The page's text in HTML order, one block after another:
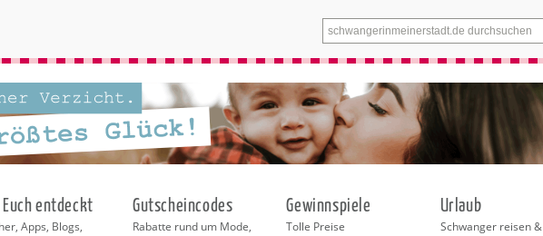
Menü
Euch entdeckt
Apps, Blogs,
Gutscheincodes
Rabatte rund um Mode,
Gewinnspiele
Tolle Preise
Urlaub
Schwanger reisen &